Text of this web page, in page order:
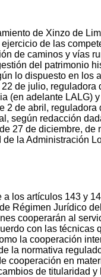
de Xinzo de
de las
de caminos y vías
del patrimonio
lo dispuesto en los
22 de julio, reguladora
(en adelante LALG)
2 de abril, reguladora
según redacción
27 de diciembre, de
la Administración
a los artículos 143 y
Régimen Jurídico
cooperarán al
con las técnicas
la cooperación
la normativa
cooperación en
de titularidad y